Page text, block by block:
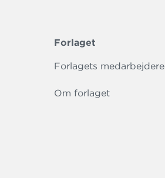
Forlaget
Forlagets medarbejdere
Om forlaget